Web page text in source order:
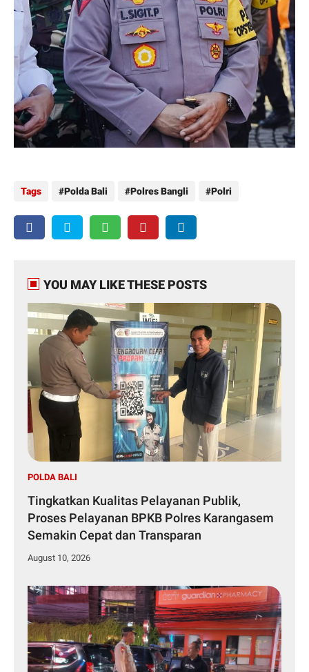
Tags Polda Bali Polres Bangli Polri
YOU MAY LIKE THESE POSTS
POLDA BALI
Tingkatkan Kualitas Pelayanan Publik,
Proses Pelayanan BPKB Polres Karangasem
Semakin Cepat dan Transparan
August 10, 2026